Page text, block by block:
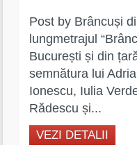
Post by Brâncuși
lungmetrajul
București și din
semnătura lui
Ionescu, Iulia
Rădescu și...
VEZI DETALII